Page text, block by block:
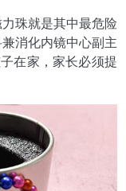
珠就是其中最危险
消化内镜中心副主
在家，家长必须提